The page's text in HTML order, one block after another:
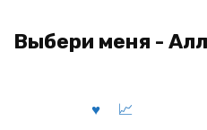
Выбери меня -